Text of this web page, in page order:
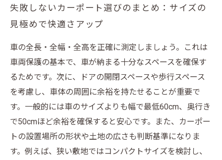
失敗しないカーポート選びのまとめ：サイズの
見極めで快適さアップ
車の全長・全幅・全高を正確に測定しましょう。これは
車両保護の基本で、車が納まる十分なスペースを確保す
るためです。次に、ドアの開閉スペースや歩行スペース
を考慮し、車体の周囲に余裕を持たせることが重要で
す。一般的には車のサイズよりも幅で最低60cm、奥行き
で50cmほど余裕を確保すると安心です。また、カーポー
トの設置場所の形状や土地の広さも判断基準になりま
す。例えば、狭い敷地ではコンパクトサイズを検討し、